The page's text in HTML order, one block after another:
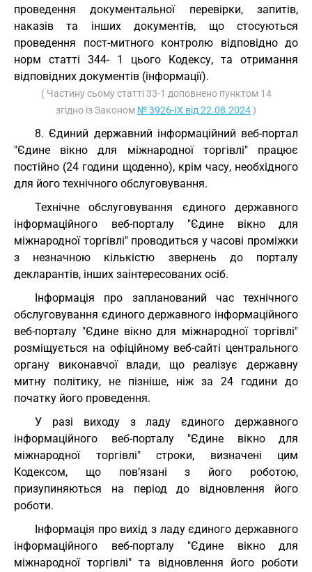
проведення документальної перевірки, запитів,
наказів та інших документів, що стосуються
проведення пост-митного контролю відповідно до
норм статті 344- 1 цього Кодексу, та отримання
відповідних документів (інформації).
( Частину сьому статті 33-1 доповнено пунктом 14
згідно із Законом № 3926-IX від 22.08.2024)
8. Єдиний державний інформаційний веб-портал
"Єдине вікно для міжнародної торгівлі" працює
постійно (24 години щоденно), крім часу, необхідного
для його технічного обслуговування.
Технічне обслуговування єдиного державного
інформаційного веб-порталу "Єдине вікно для
міжнародної торгівлі" проводиться у часові проміжки
з незначною кількістю звернень до порталу
декларантів, інших заінтересованих осіб.
Інформація про запланований час технічного
обслуговування єдиного державного інформаційного
веб-порталу "Єдине вікно для міжнародної торгівлі"
розміщується на офіційному веб-сайті центрального
органу виконавчої влади, що реалізує державну
митну політику, не пізніше, ніж за 24 години до
початку його проведення.
У разі виходу з ладу єдиного державного
інформаційного веб-порталу "Єдине вікно для
міжнародної торгівлі" строки, визначені цим
Кодексом, що пов’язані з його роботою,
призупиняються на період до відновлення його
роботи.
Інформація про вихід з ладу єдиного державного
інформаційного веб-порталу "Єдине вікно для
міжнародної торгівлі" та відновлення його роботи